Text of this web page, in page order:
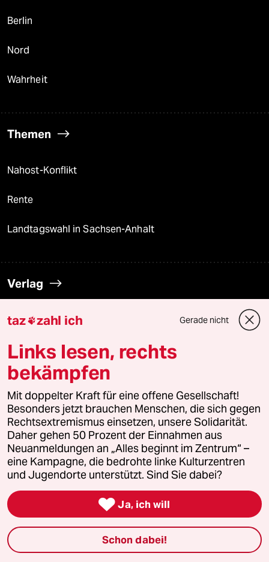
Berlin
Nord
Wahrheit
Themen
Nahost-Konflikt
Rente
Landtagswahl in Sachsen-Anhalt
Verlag
Aktuelles
Hausblog
Die Seitenwende
Stellen
Presse
Unterstützen
abo
taz zahl ich Gerade nicht
Links lesen, rechts
bekämpfen
Mit doppelter Kraft für eine offene Gesellschaft!
Besonders jetzt brauchen Menschen, die sich gegen
Rechtsextremismus einsetzen, unsere Solidarität.
Daher gehen 50 Prozent der Einnahmen aus
Neuanmeldungen an „Alles beginnt im Zentrum“ –
eine Kampagne, die bedrohte linke Kulturzentren
und Jugendorte unterstützt. Sind Sie dabei?
 Ja, ich will
Schon dabei!